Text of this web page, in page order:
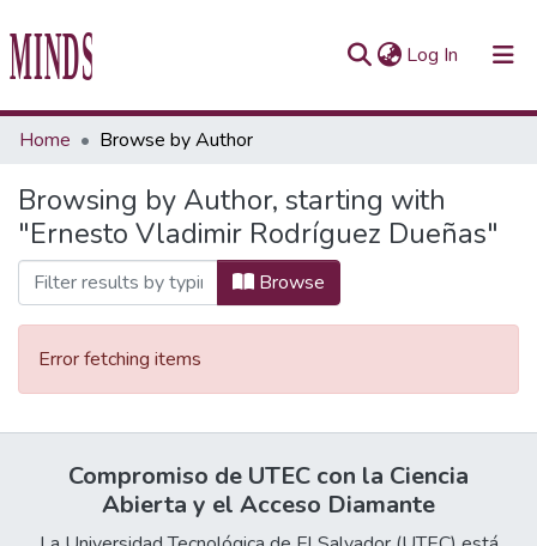
Log In (current)
Communities & Collections
Home Browse by Author
Browsing by Author, starting with
"Ernesto Vladimir Rodríguez Dueñas"
Browse
Error fetching items
Compromiso de UTEC con la Ciencia
Abierta y el Acceso Diamante